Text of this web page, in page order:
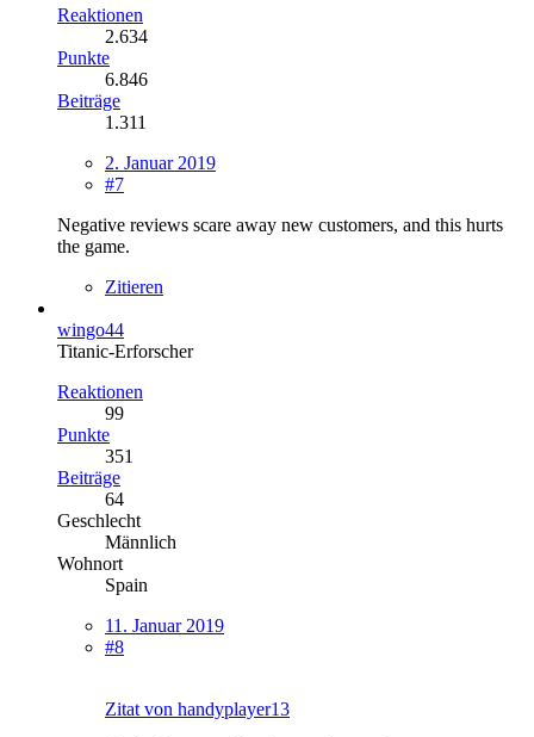
Reaktionen
2.634
Punkte
6.846
Beiträge
1.311
2. Januar 2019
#7
Negative reviews scare away new customers, and this hurts
the game.
Zitieren
wingo44
Titanic-Erforscher
Reaktionen
99
Punkte
351
Beiträge
64
Geschlecht
Männlich
Wohnort
Spain
11. Januar 2019
#8
Zitat von handyplayer13